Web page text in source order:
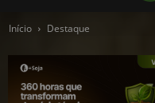
Início Destaque